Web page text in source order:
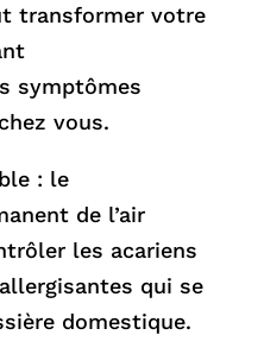
transformer votre
symptômes
vous.
: le
de l’air
les acariens
qui se
domestique.